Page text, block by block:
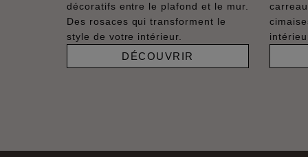
décoratifs entre le plafond et le mur.
Des rosaces qui transforment le
style de votre intérieur.
DÉCOUVRIR